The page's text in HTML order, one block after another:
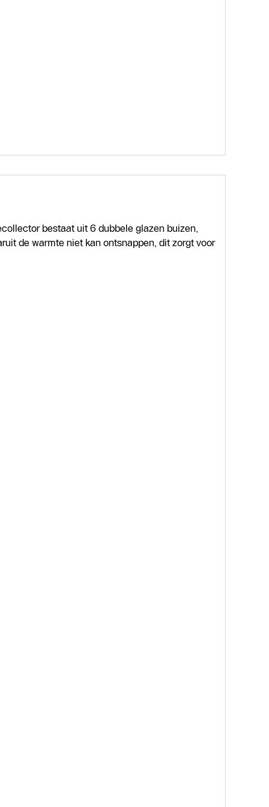
bestaat uit 6 dubbele glazen buizen,
de warmte niet kan ontsnappen, dit zorgt voor